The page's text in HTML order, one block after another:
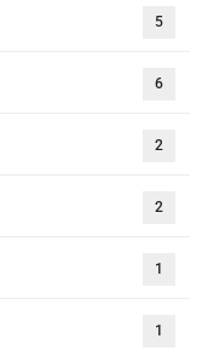
5
6
2
2
1
1